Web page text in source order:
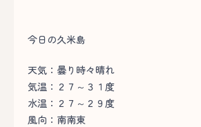
今日の久米島
天気：曇り時々晴れ
気温：２７～３１度
水温：２７～２９度
風向：南南東